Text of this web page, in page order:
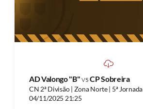
AD Valongo "B"vsCP Sobreira
CN 2ª Divisão | Zona Norte | 5ª Jornada
04/11/2025 21:25